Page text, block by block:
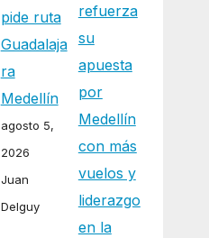
pide ruta
Guadalaja
ra
Medellín
agosto 5,
2026
Juan
Delguy
refuerza
su
apuesta
por
Medellín
con más
vuelos y
liderazgo
en la